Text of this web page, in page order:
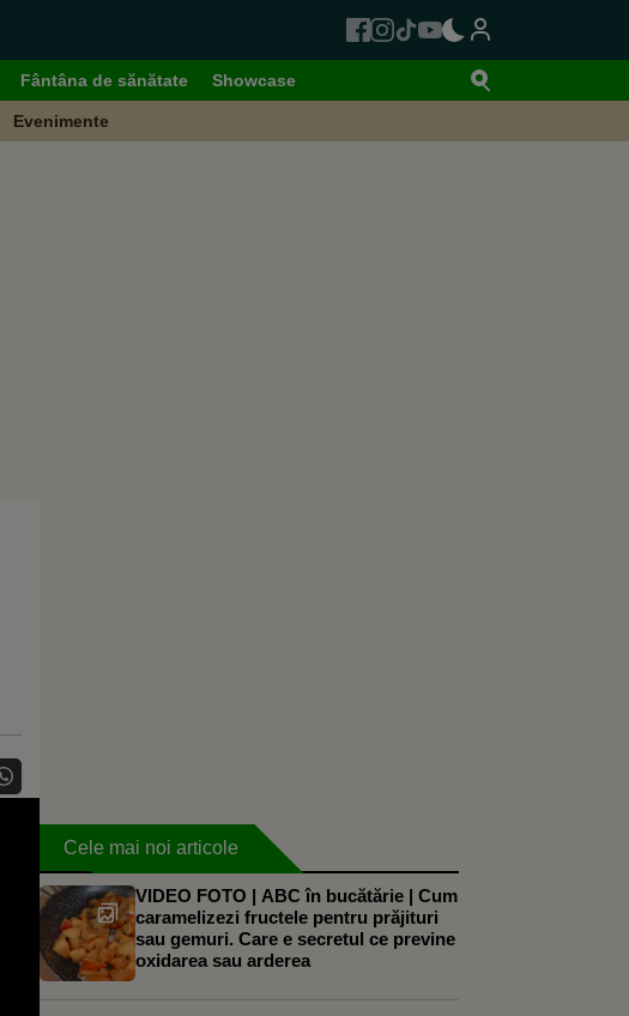
Fântâna de sănătate Showcase
Evenimente
Cele mai noi articole
VIDEO FOTO | ABC în bucătărie | Cum
caramelizezi fructele pentru prăjituri
sau gemuri. Care e secretul ce previne
oxidarea sau arderea